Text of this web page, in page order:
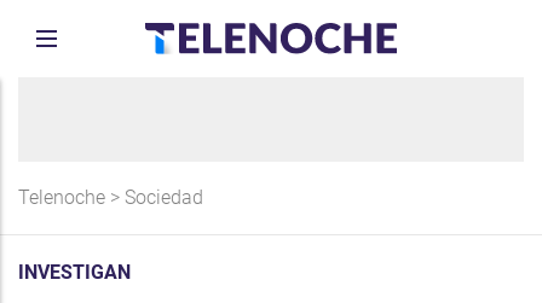
Telenoche > Sociedad
INVESTIGAN